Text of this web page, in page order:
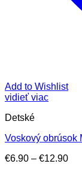
Add to Wishlist
vidieť viac
Detské
Voskový obrúsok
€6.90 – €12.90